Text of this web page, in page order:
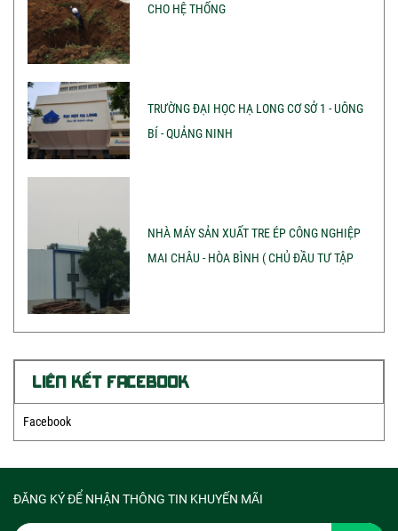
CHO HỆ THỐNG
TRƯỜNG ĐẠI HỌC HẠ LONG CƠ SỞ 1 - UÔNG
BÍ - QUẢNG NINH
NHÀ MÁY SẢN XUẤT TRE ÉP CÔNG NGHIỆP
MAI CHÂU - HÒA BÌNH ( CHỦ ĐẦU TƯ TẬP
LIÊN KẾT FACEBOOK
Facebook
ĐĂNG KÝ ĐỂ NHẬN THÔNG TIN KHUYẾN MÃI